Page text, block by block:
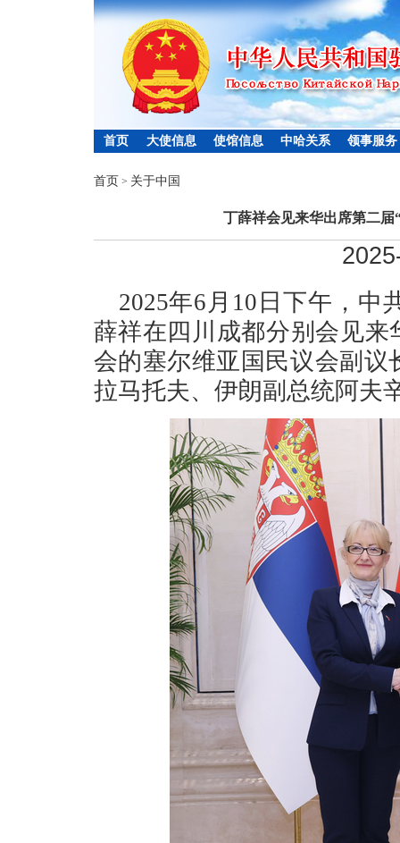
首页 大使信息 使馆信息 中哈关系 领事服务
首页 > 关于中国
丁薛祥会见来华出席第二
2025年6月10日下午，中
薛祥在四川成都分别会见来
会的塞尔维亚国民议会副
拉马托夫、伊朗副总统阿夫